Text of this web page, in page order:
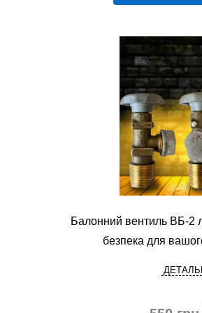
Балонний вентиль ВБ-2
безпека для